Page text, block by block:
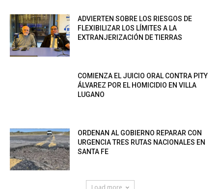
ADVIERTEN SOBRE LOS RIESGOS DE
FLEXIBILIZAR LOS LÍMITES A LA
EXTRANJERIZACIÓN DE TIERRAS
COMIENZA EL JUICIO ORAL CONTRA PITY
ÁLVAREZ POR EL HOMICIDIO EN VILLA
LUGANO
ORDENAN AL GOBIERNO REPARAR CON
URGENCIA TRES RUTAS NACIONALES EN
SANTA FE